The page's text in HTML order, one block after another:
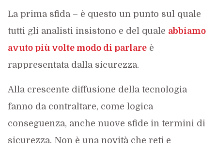
La prima sfida – è questo un punto sul quale
tutti gli analisti insistono e del quale abbiamo
avuto più volte modo di parlareè
rappresentata dalla sicurezza.
Alla crescente diffusione della tecnologia
fanno da contraltare, come logica
conseguenza, anche nuove sfide in termini di
sicurezza. Non è una novità che reti e